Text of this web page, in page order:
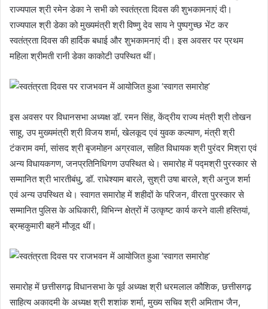
राज्यपाल श्री रमेन डेका ने सभी को स्वतंत्रता दिवस की शुभकामनाएं दी।
राज्यपाल श्री डेका को मुख्यमंत्री श्री विष्णु देव साय ने पुष्पगुच्छ भेंट कर
स्वतंत्रता दिवस की हार्दिक बधाई और शुभकामनाएं दी। इस अवसर पर प्रथम
महिला श्रीमती रानी डेका काकोटी उपस्थित थीं।
इस अवसर पर विधानसभा अध्यक्ष डॉ. रमन सिंह, केंद्रीय राज्य मंत्री श्री तोखन
साहू, उप मुख्यमंत्री श्री विजय शर्मा, खेलकूद एवं युवक कल्याण, मंत्री श्री
टंकराम वर्मा, सांसद श्री बृजमोहन अग्रवाल, सहित विधायक श्री पुरंदर मिश्रा एवं
अन्य विधायकगण, जनप्रतिनिधिगण उपस्थित थे। समारोह में पद्मश्री पुरस्कार से
सम्मानित श्री भारतीबंधु, डॉ. राधेश्याम बारले, सुश्री उषा बारले, श्री अनुज शर्मा
एवं अन्य उपस्थित थे। स्वागत समारोह में शहीदों के परिजन, वीरता पुरस्कार से
सम्मानित पुलिस के अधिकारी, विभिन्न क्षेत्रों में उत्कृष्ट कार्य करने वाली हस्तियां,
ब्रम्हकुमारी बहनें मौजूद थीं।
समारोह में छत्तीसगढ़ विधानसभा के पूर्व अध्यक्ष श्री धरमलाल कौशिक, छत्तीसगढ़
साहित्य अकादमी के अध्यक्ष श्री शशांक शर्मा, मुख्य सचिव श्री अमिताभ जैन,